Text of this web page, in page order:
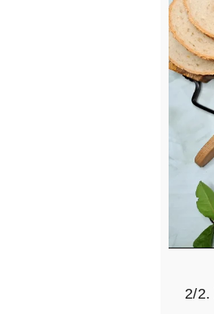
2/2.